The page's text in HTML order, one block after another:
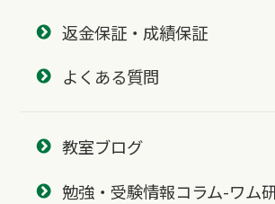
返金保証・成績保証
よくある質問
教室ブログ
勉強・受験情報コラム-ワム